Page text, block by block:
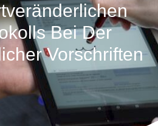
Bei Der
Vorschriften